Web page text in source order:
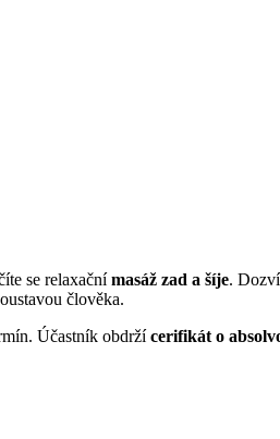
se relaxačnímasáž zad a šíje.
člověka.
Účastník obdržícerifikát o